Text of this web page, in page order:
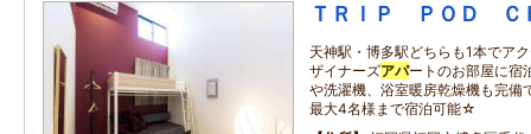
ＴＲＩＰ ＰＯＤ Ｃ
天神駅・博多駅どちらも1本でア
ザイナーズアパートのお部屋に
や洗濯機、浴室暖房乾燥機も完備
最大4名様まで宿泊可能☆